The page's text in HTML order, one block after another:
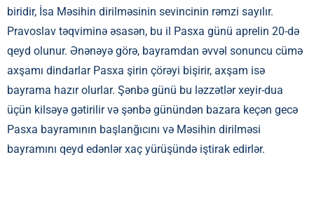
biridir, İsa Məsihin dirilməsinin sevincinin rəmzi sayılır.
Pravoslav təqviminə əsasən, bu il Pasxa günü aprelin 20-də
qeyd olunur. Ənənəyə görə, bayramdan əvvəl sonuncu cümə
axşamı dindarlar Pasxa şirin çörəyi bişirir, axşam isə
bayrama hazır olurlar. Şənbə günü bu ləzzətlər xeyir-dua
üçün kilsəyə gətirilir və şənbə günündən bazara keçən gecə
Pasxa bayramının başlanğıcını və Məsihin dirilməsi
bayramını qeyd edənlər xaç yürüşündə iştirak edirlər.